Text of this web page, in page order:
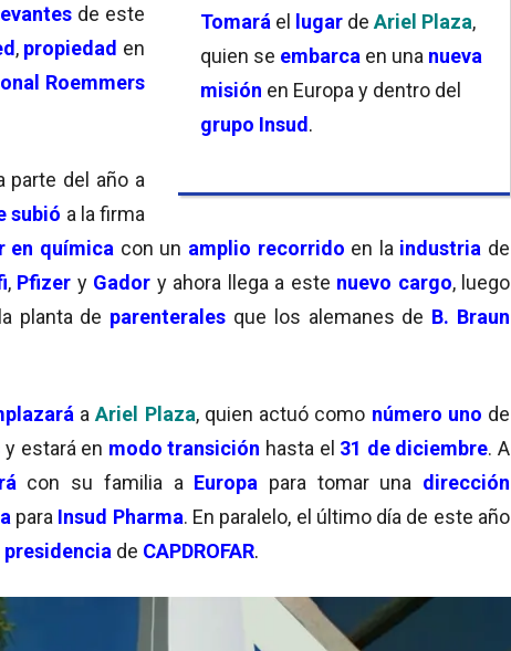
Tomará el lugar de Ariel Plaza,
quien se embarca en una nueva
misión en Europa y dentro del
grupo Insud.
de este
, propiedad en
Roemmers
parte del año a
subió a la firma
en química con un amplio recorrido en la industria de
, Pfizer y Gador y ahora llega a este nuevo cargo, luego
planta de parenterales que los alemanes de B. Braun
aAriel Plaza, quien actuó como número uno de
y estará en modo transición hasta el 31 de diciembre. A
con su familia a Europa para tomar una dirección
para Insud Pharma. En paralelo, el último día de este año
presidencia de CAPDROFAR.